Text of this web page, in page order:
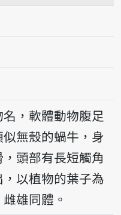
nńg-khî
，軟體動物腹足
無殼的蝸牛，身
頭部有長短觸角
以植物的葉子為
雄同體。